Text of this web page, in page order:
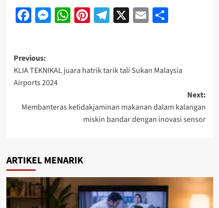
Facebook
Messenger
WhatsApp
Pinterest
Telegram
X EmailShare
Previous:
KLIA TEKNIKAL juara hatrik tarik tali Sukan Malaysia
Airports 2024
Next:
Membanteras ketidakjaminan makanan dalam kalangan
miskin bandar dengan inovasi sensor
ARTIKEL MENARIK